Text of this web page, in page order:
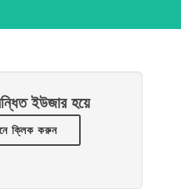
ইউজার হয়ে
ক্লিক করুন